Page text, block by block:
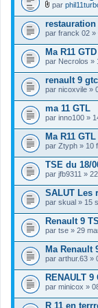
n
t
(
s
o
i
n
t
(
s
h
i
e
r
s
)
j
o
i
n
t
(
s
F
i
c
h
i
e
r
s
)
j
o
i
n
t
(
s
par
par franck 02 »
Ma R11
par Necrolos »
renault 9
par nicoxvile »
ma 11 GTL
par inno100 »
Ma R11
par Ztyph » 10
TSE du 18/
par jfb9311 »
SALUT Les
par skual » 15
Renault 9
par tse » 29
Ma Renault
par arthur.63 »
RENAULT 9
par minicox »
R 11 en